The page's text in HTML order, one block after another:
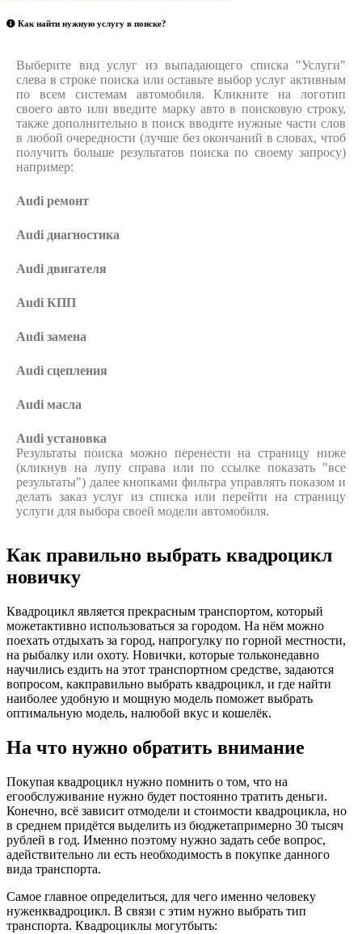
Как найти нужную услугу в поиске?
Выберите вид услуг из выпадающего списка "Услуги"
слева в строке поиска или оставьте выбор услуг активным
по всем системам автомобиля. Кликните на логотип
своего авто или введите марку авто в поисковую строку,
также дополнительно в поиск вводите нужные части слов
в любой очередности (лучше без окончаний в словах, чтоб
получить больше результатов поиска по своему запросу)
например:
Audi ремонт
Audi диагностика
Audi двигателя
Audi КПП
Audi замена
Audi сцепления
Audi масла
Audi установка
Результаты поиска можно перенести на страницу ниже
(кликнув на лупу справа или по ссылке показать "все
результаты") далее кнопками фильтра управлять показом и
делать заказ услуг из списка или перейти на страницу
услуги для выбора своей модели автомобиля.
Как правильно выбрать квадроцикл
новичку
Квадроцикл является прекрасным транспортом, который
можетактивно использоваться за городом. На нём можно
поехать отдыхать за город, напрогулку по горной местности,
на рыбалку или охоту. Новички, которые тольконедавно
научились ездить на этот транспортном средстве, задаются
вопросом, какправильно выбрать квадроцикл, и где найти
наиболее удобную и мощную модель поможет выбрать
оптимальную модель, налюбой вкус и кошелёк.
На что нужно обратить внимание
Покупая квадроцикл нужно помнить о том, что на
егообслуживание нужно будет постоянно тратить деньги.
Конечно, всё зависит отмодели и стоимости квадроцикла, но
в среднем придётся выделить из бюджетапримерно 30 тысяч
рублей в год. Именно поэтому нужно задать себе вопрос,
адействительно ли есть необходимость в покупке данного
вида транспорта.
Самое главное определиться, для чего именно человеку
нуженквадроцикл. В связи с этим нужно выбрать тип
транспорта. Квадроциклы могутбыть: